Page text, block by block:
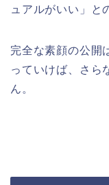
ュアルがいい」と
完全な素顔の公開
っていけば、さら
ん。